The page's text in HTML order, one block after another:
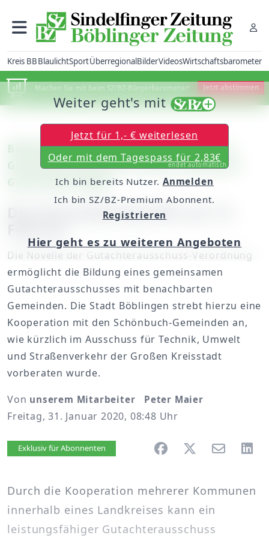
Kreis BBBlaulichtSportÜberregionalBilderVideosWirtschaftsbarometer
Machen Sie mit beim SZ/BZ-Bürgerbarometer! Jetzt abstimmen
Böblingen: Die Stadt will gemeinsamen
Gutachterausschuss mit den Schönbuch-
Gemeinden bilden
Die Entscheidung fällt am 12.
Die Novelle der Gutachterausschuss-Verordnung
ermöglicht die Bildung eines gemeinsamen
Gutachterausschusses mit benachbarten
Gemeinden. Die Stadt Böblingen strebt hierzu eine
Kooperation mit den Schönbuch-Gemeinden an,
wie kürzlich im Ausschuss für Technik, Umwelt
und Straßenverkehr der Großen Kreisstadt
vorberaten wurde.
Von unserem Mitarbeiter Peter Maier
Freitag, 31. Januar 2020, 08:48 Uhr
Artikel vorlesen
Exklusiv für Abonnenten
Durch die Kooperation mehrerer Kommunen
innerhalb eines Landkreises kann ein
leistungsfähiger Gutachterausschuss
Weiter geht's mit
Jetzt für 1,- € weiterlesen
Oder mit dem Tagespass für 2,83€
endet automatisch
Ich bin bereits Nutzer. Anmelden
Ich bin SZ/BZ-Premium Abonnent.
Registrieren
Hier geht es zu weiteren Angeboten